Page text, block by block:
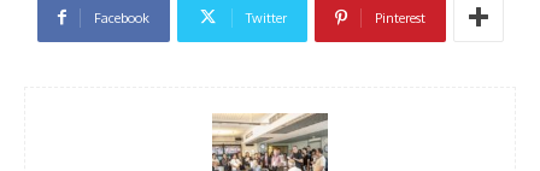
Facebook Twitter Pinterest